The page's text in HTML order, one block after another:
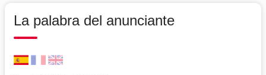
La palabra del anunciante